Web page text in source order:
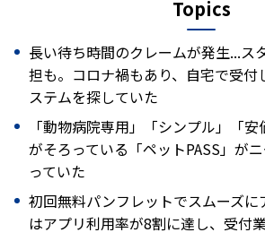
Topics
長い待ち時間のクレームが発生...ス
担も。コロナ禍もあり、自宅で受付
ステムを探していた
「動物病院専用」「シンプル」「
がそろっている「ペットPASS」が
っていた
初回無料パンフレットでスムーズに
はアプリ利用率が8割に達し、受付